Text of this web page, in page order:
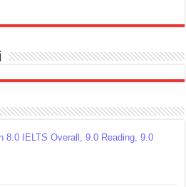
8.0 IELTS Overall, 9.0 Reading, 9.0